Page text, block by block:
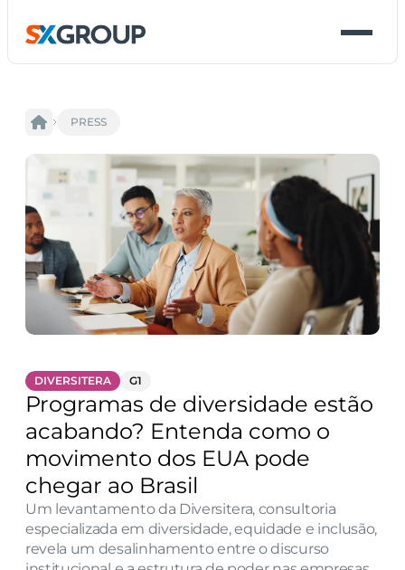
PRESS
DIVERSITERA G1
Programas de diversidade estão
acabando? Entenda como o
movimento dos EUA pode
chegar ao Brasil
Um levantamento da Diversitera, consultoria
especializada em diversidade, equidade e inclusão,
revela um desalinhamento entre o discurso